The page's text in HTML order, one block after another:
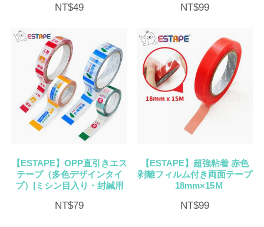
NT$49 NT$99
【ESTAPE】OPP直引きエス
テープ（多色デザインタイ
プ）|ミシン目入り・封緘用
NT$79
【ESTAPE】超強粘着 赤色
剥離フィルム付き両面テープ
18mm×15Ｍ
NT$99